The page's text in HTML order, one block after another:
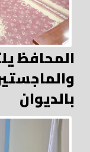
المحافظ
بالديوان